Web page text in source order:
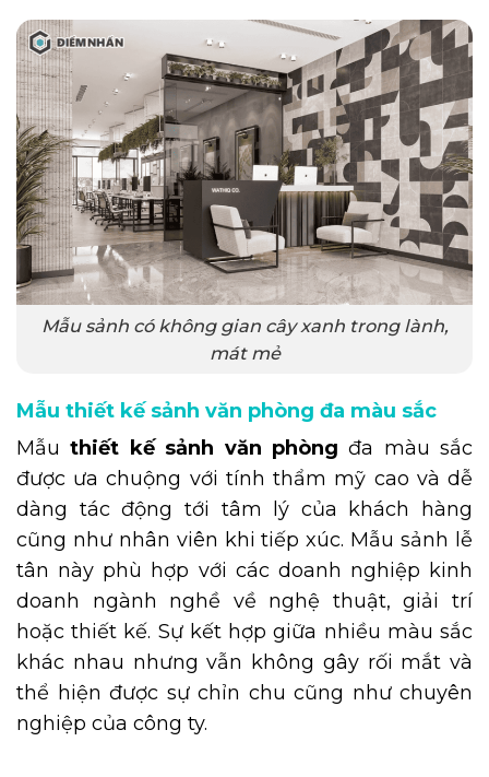
Mẫu sảnh có không gian cây xanh trong lành,
mát mẻ
Mẫu thiết kế sảnh văn phòng đa màu sắc
Mẫuthiết kế sảnh văn phòng đa màu sắc
được ưa chuộng với tính thẩm mỹ cao và dễ
dàng tác động tới tâm lý của khách hàng
cũng như nhân viên khi tiếp xúc. Mẫu sảnh lễ
tân này phù hợp với các doanh nghiệp kinh
doanh ngành nghề về nghệ thuật, giải trí
hoặc thiết kế. Sự kết hợp giữa nhiều màu sắc
khác nhau nhưng vẫn không gây rối mắt và
thể hiện được sự chỉn chu cũng như chuyên
nghiệp của công ty.